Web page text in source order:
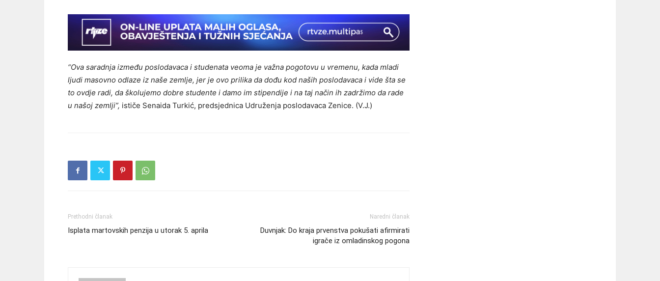
“Ova saradnja između poslodavaca i studenata veoma je važna pogotovu u vremenu, kada mladi
ljudi masovno odlaze iz naše zemlje, jer je ovo prilika da dođu kod naših poslodavaca i vide šta se
to ovdje radi, da školujemo dobre studente i damo im stipendije i na taj način ih zadržimo da rade
u našoj zemlji”, ističe Senaida Turkić, predsjednica Udruženja poslodavaca Zenice. (V.J.)
Prethodni članak
Isplata martovskih penzija u utorak 5. aprila
Naredni članak
Duvnjak: Do kraja prvenstva pokušati afirmirati
igrače iz omladinskog pogona